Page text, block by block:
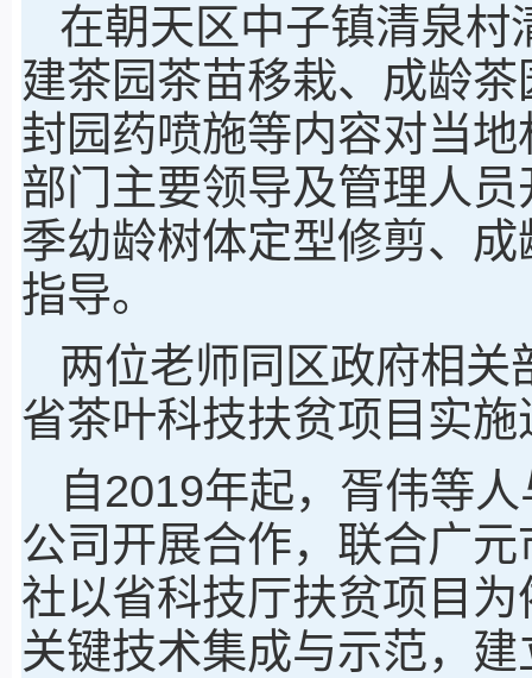
在朝天区中子镇清泉村
建茶园茶苗移栽、成龄
封园药喷施等内容对当
部门主要领导及管理人
季幼龄树体定型修剪、
指导。
两位老师同区政府相
省茶叶科技扶贫项目实
自2019年起，胥伟等
公司开展合作，联合广
社以省科技厅扶贫项目
关键技术集成与示范，